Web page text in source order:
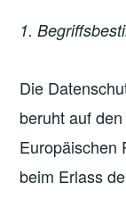
1.
Die
beruht auf
Europäischen
beim Erlass